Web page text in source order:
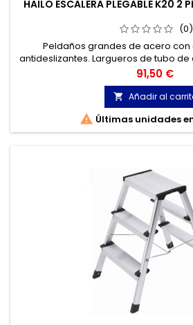
HAILO ESCALERA PLEGABLE K20 2
(0)
Peldaños grandes de acero con
antideslizantes. Largueros de tubo
un agarre fácil y mayor seguridad.
las juntas. Tacos estriados con
Precio
91,50 €
 Añadir al
 Últimas unidades